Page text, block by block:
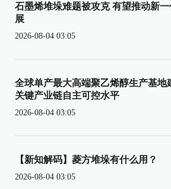
石墨烯堆垛难题被攻克 有望推动新
展
2026-08-04 03:05
全球单产最大高端聚乙烯醇生产基地
关键产业链自主可控水平
2026-08-04 03:05
【新知解码】菱方堆垛有什么用？
2026-08-04 03:05